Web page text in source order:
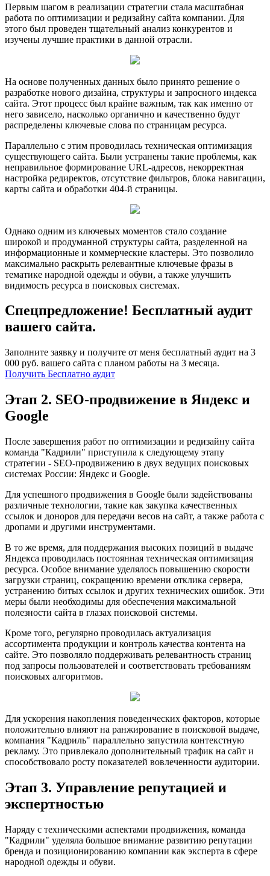
Первым шагом в реализации стратегии стала масштабная
работа по оптимизации и редизайну сайта компании. Для
этого был проведен тщательный анализ конкурентов и
изучены лучшие практики в данной отрасли.
На основе полученных данных было принято решение о
разработке нового дизайна, структуры и запросного индекса
сайта. Этот процесс был крайне важным, так как именно от
него зависело, насколько органично и качественно будут
распределены ключевые слова по страницам ресурса.
Параллельно с этим проводилась техническая оптимизация
существующего сайта. Были устранены такие проблемы, как
неправильное формирование URL-адресов, некорректная
настройка редиректов, отсутствие фильтров, блока навигации,
карты сайта и обработки 404-й страницы.
Однако одним из ключевых моментов стало создание
широкой и продуманной структуры сайта, разделенной на
информационные и коммерческие кластеры. Это позволило
максимально раскрыть релевантные ключевые фразы в
тематике народной одежды и обуви, а также улучшить
видимость ресурса в поисковых системах.
Спецпредложение! Бесплатный аудит
вашего сайта.
Заполните заявку и получите от меня бесплатный аудит на 3
000 руб. вашего сайта с планом работы на 3 месяца.
Получить Бесплатно аудит
Этап 2. SEO-продвижение в Яндекс и
Google
После завершения работ по оптимизации и редизайну сайта
команда "Кадрили" приступила к следующему этапу
стратегии - SEO-продвижению в двух ведущих поисковых
системах России: Яндекс и Google.
Для успешного продвижения в Google были задействованы
различные технологии, такие как закупка качественных
ссылок и доноров для передачи весов на сайт, а также работа с
дропами и другими инструментами.
В то же время, для поддержания высоких позиций в выдаче
Яндекса проводилась постоянная техническая оптимизация
ресурса. Особое внимание уделялось повышению скорости
загрузки страниц, сокращению времени отклика сервера,
устранению битых ссылок и других технических ошибок. Эти
меры были необходимы для обеспечения максимальной
полезности сайта в глазах поисковой системы.
Кроме того, регулярно проводилась актуализация
ассортимента продукции и контроль качества контента на
сайте. Это позволяло поддерживать релевантность страниц
под запросы пользователей и соответствовать требованиям
поисковых алгоритмов.
Для ускорения накопления поведенческих факторов, которые
положительно влияют на ранжирование в поисковой выдаче,
компания "Кадриль" параллельно запустила контекстную
рекламу. Это привлекало дополнительный трафик на сайт и
способствовало росту показателей вовлеченности аудитории.
Этап 3. Управление репутацией и
экспертностью
Наряду с техническими аспектами продвижения, команда
"Кадрили" уделяла большое внимание развитию репутации
бренда и позиционированию компании как эксперта в сфере
народной одежды и обуви.